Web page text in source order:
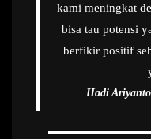
kami meningkat
bisa tau potensi
berfikir positif
Hadi